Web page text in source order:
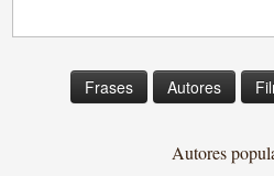
Frases Autores
Autores